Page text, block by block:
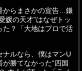
からまさかの宣告…鎌
媛の天才”はなぜトッ
た？「大地はプロで活
ナルなら、僕はマンU
勝てなかった“四国